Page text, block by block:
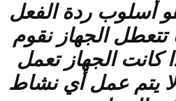
أسلوب ردة الفعل
تتعطل الجهاز نقوم
كانت الجهاز تعمل
يتم عمل أي نشاط